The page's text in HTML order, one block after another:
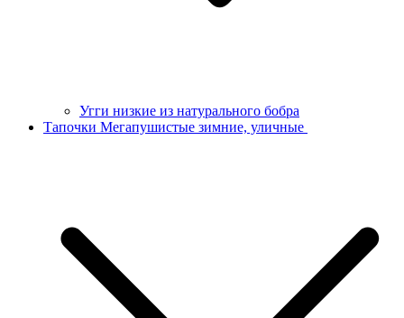
Угги низкие из натурального бобра
Тапочки Мегапушистые зимние, уличные